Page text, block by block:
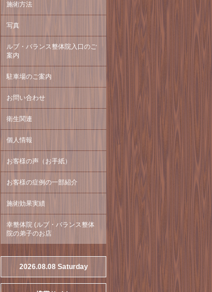
施術方法
写真
ルブ・バランス整体院入口のご
案内
駐車場のご案内
お問い合わせ
衛生関連
個人情報
お客様の声（お手紙）
お客様の症例の一部紹介
施術効果実績
幸整体院 (ルブ・バランス整体
院の弟子のお店
2026.08.08 Saturday